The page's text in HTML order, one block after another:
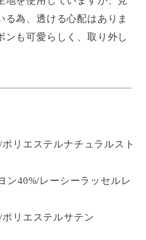
為、透ける心配はありま
ンも可愛らしく、取り外し
リエステルナチュラルスト
ン40%/レーシーラッセルレ
リエステルサテン